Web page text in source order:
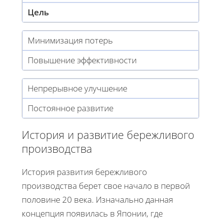
Цель
Минимизация потерь
Повышение эффективности
Непрерывное улучшение
Постоянное развитие
История и развитие бережливого
производства
История развития бережливого
производства берет свое начало в первой
половине 20 века. Изначально данная
концепция появилась в Японии, где